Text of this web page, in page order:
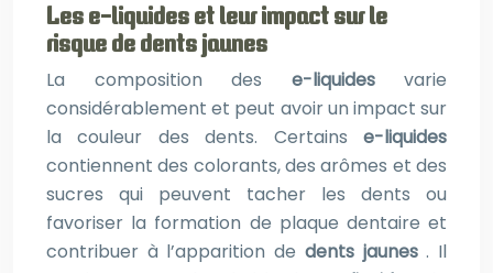
Les e-liquides et leur impact sur le
risque de dents jaunes
La composition des e-liquides varie
considérablement et peut avoir un impact sur
la couleur des dents. Certains e-liquides
contiennent des colorants, des arômes et des
sucres qui peuvent tacher les dents ou
favoriser la formation de plaque dentaire et
contribuer à l’apparition de dents jaunes. Il